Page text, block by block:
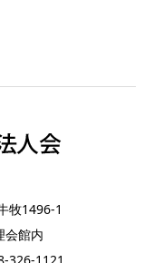
牧1496-1
会館内
326-1121